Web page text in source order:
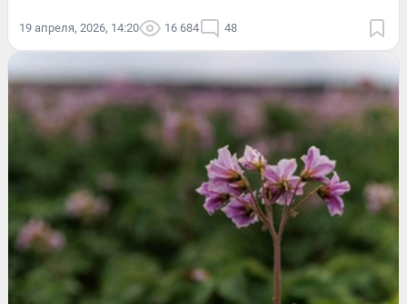
19 апреля, 2026, 14:20 16 684 48